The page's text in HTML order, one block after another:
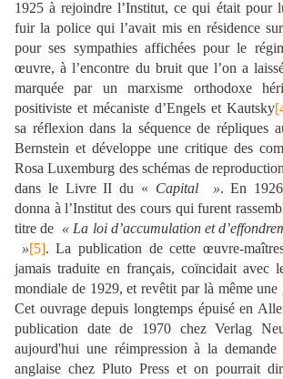
1925 à rejoindre l’Institut, ce qui était pour
fuir la police qui l’avait mis en résidence
pour ses sympathies affichées pour le
œuvre, à l’encontre du bruit que l’on a
marquée par un marxisme orthodoxe
positiviste et mécaniste d’Engels et Kautsky
sa réflexion dans la séquence de répliques
Bernstein et développe une critique des
Rosa Luxemburg des schémas de
dans le Livre II du « Capital ». En
donna à l’Institut des cours qui furent
titre de «La loi d’accumulation et
»[5]. La publication de cette œuvre-
jamais traduite en français, coïncidait avec
mondiale de 1929, et revêtit par là même une
Cet ouvrage depuis longtemps épuisé en
publication date de 1970 chez Verlag
aujourd'hui une réimpression à la demande
anglaise chez Pluto Press et on pourrait